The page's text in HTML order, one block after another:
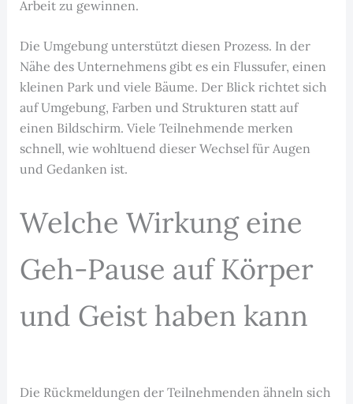
Arbeit zu gewinnen.
Die Umgebung unterstützt diesen Prozess. In der
Nähe des Unternehmens gibt es ein Flussufer, einen
kleinen Park und viele Bäume. Der Blick richtet sich
auf Umgebung, Farben und Strukturen statt auf
einen Bildschirm. Viele Teilnehmende merken
schnell, wie wohltuend dieser Wechsel für Augen
und Gedanken ist.
Welche Wirkung eine
Geh-Pause auf Körper
und Geist haben kann
Die Rückmeldungen der Teilnehmenden ähneln sich